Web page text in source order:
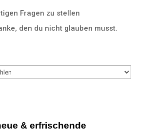
Fragen zu stellen
den du nicht glauben musst.
& erfrischende